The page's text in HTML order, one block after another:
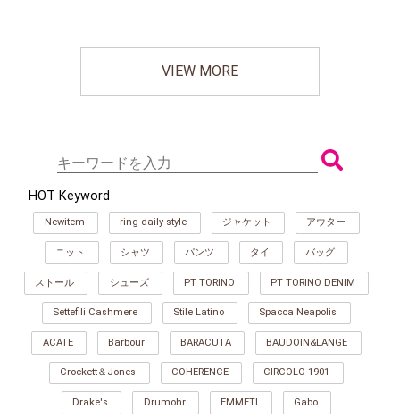
VIEW MORE
HOT Keyword
Newitem ring daily style ジャケット アウター
ニット シャツ パンツ タイ バッグ
ストール シューズ PT TORINO PT TORINO DENIM
Settefili Cashmere Stile Latino Spacca Neapolis
ACATE Barbour BARACUTA BAUDOIN&LANGE
Crockett＆Jones COHERENCE CIRCOLO 1901
Drake's Drumohr EMMETI Gabo